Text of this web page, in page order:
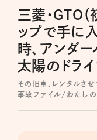
三菱・GTO
ップで手に
時、アンダ
太陽のドラ
その旧車、レンタルさ
事故ファイル/わたしの